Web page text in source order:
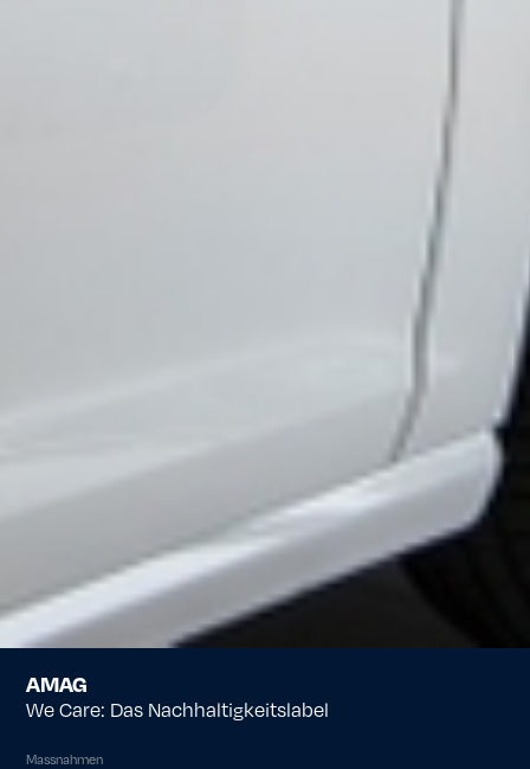
AMAG
We Care: Das Nachhaltigkeitslabel
Massnahmen